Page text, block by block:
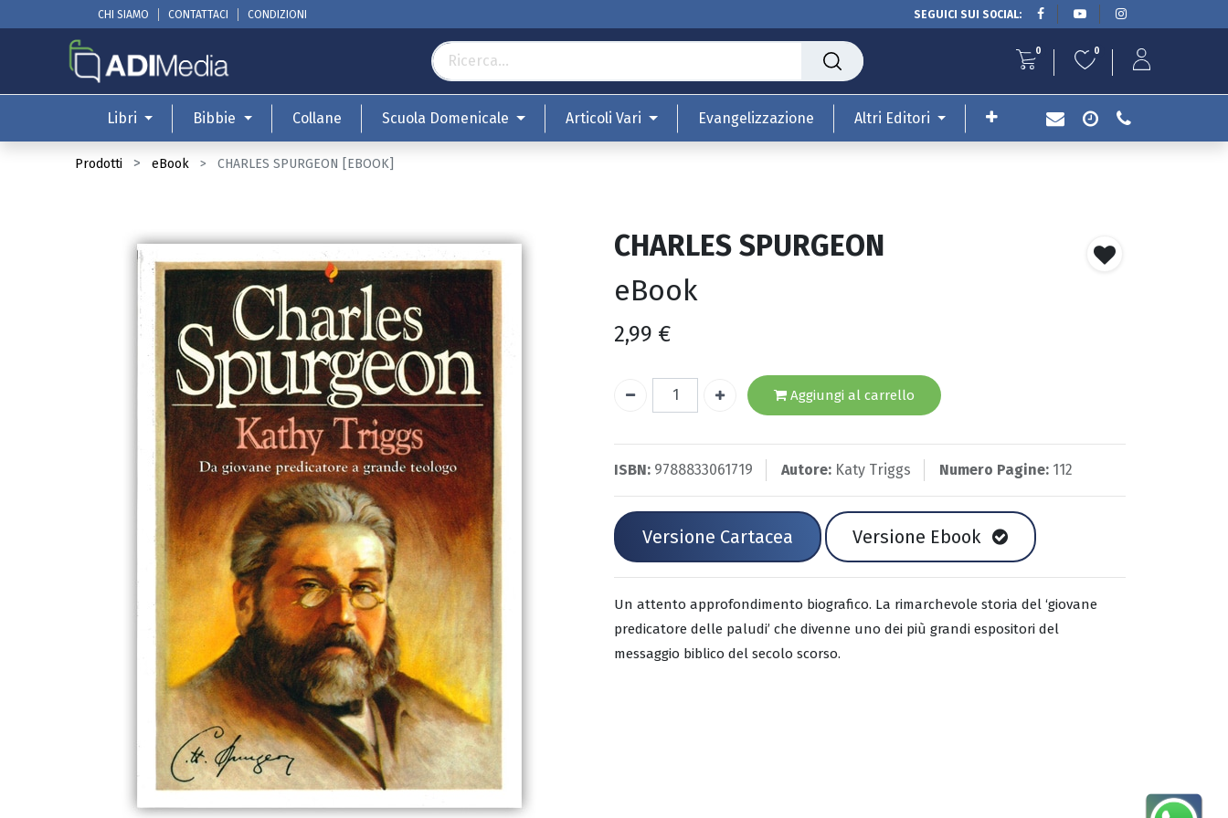
CHI SIAMO CONTATTACI CONDIZIONI SEGUICI SUI SOCIAL:
0 0
Libri Bibbie Collane Scuola Domenicale Articoli Vari Evangelizzazione Altri Editori
Prodotti eBook CHARLES SPURGEON [EBOOK]
CHARLES SPURGEON
eBook
2,99 €
Aggiungi al carrello
ISBN: 9788833061719 Autore: Katy Triggs Numero Pagine: 112
Versione Cartacea Versione Ebook
Un attento approfondimento biografico. La rimarchevole storia del ‘giovane
predicatore delle paludi’ che divenne uno dei più grandi espositori del
messaggio biblico del secolo scorso.